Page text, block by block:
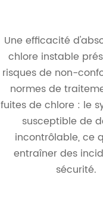
Une efficacité
chlore instable
risques de non-
normes de
fuites de chlore : le
susceptible de
incontrôlable, ce
entraîner des
sécurité.